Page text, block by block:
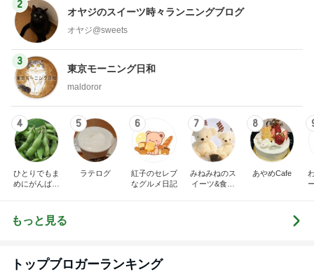
2
オヤジのスイーツ時々ランニングブログ
オヤジ@sweets
3
東京モーニング日和
maldoror
4
ひとりでもま
めにがんばる
5
ラテログ
6
紅子のセレブ
なグルメ日記
7
みねみねのス
イーツ&食パ
8
あやめCafe
もっと見る
トップブロガーランキング